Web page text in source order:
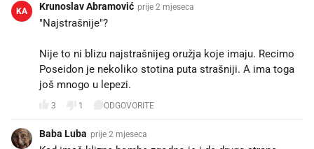
KA Krunoslav Abramović prije 2 mjeseca
"Najstrašnije"?
Nije to ni blizu najstrašnijeg oružja koje imaju. Recimo
Poseidon je nekoliko stotina puta strašniji. A ima toga
još mnogo u lepezi.
3 1 ODGOVORITE
Baba Luba prije 2 mjeseca